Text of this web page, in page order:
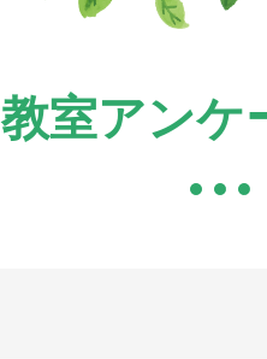
教室アンケ